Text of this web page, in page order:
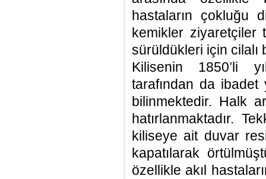
hastaların çokluğu
kemikler ziyaretçiler
sürüldükleri için cilalı
Kilisenin 1850’li
tarafından da ibadet
bilinmektedir. Halk
hatırlanmaktadır.
kiliseye ait duvar
kapatılarak
özellikle akıl